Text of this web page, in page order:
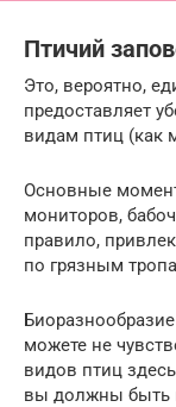
Птичий
Это, вероятно,
предоставляет
видам птиц (как
Основные
мониторов,
правило,
по грязным
можете не
видов птиц
вы должны быть